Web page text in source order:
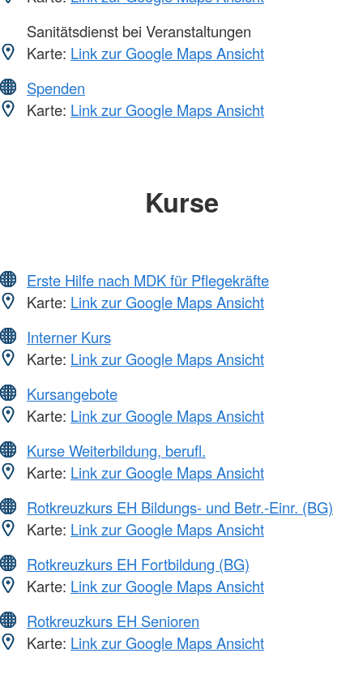
Sanitätsdienst bei Veranstaltungen
Karte: Link zur Google Maps Ansicht
Spenden
Karte: Link zur Google Maps Ansicht
Kurse
Erste Hilfe nach MDK für Pflegekräfte
Karte: Link zur Google Maps Ansicht
Interner Kurs
Karte: Link zur Google Maps Ansicht
Kursangebote
Karte: Link zur Google Maps Ansicht
Kurse Weiterbildung, berufl.
Karte: Link zur Google Maps Ansicht
Rotkreuzkurs EH Bildungs- und Betr.-Einr. (BG)
Karte: Link zur Google Maps Ansicht
Rotkreuzkurs EH Fortbildung (BG)
Karte: Link zur Google Maps Ansicht
Rotkreuzkurs EH Senioren
Karte: Link zur Google Maps Ansicht